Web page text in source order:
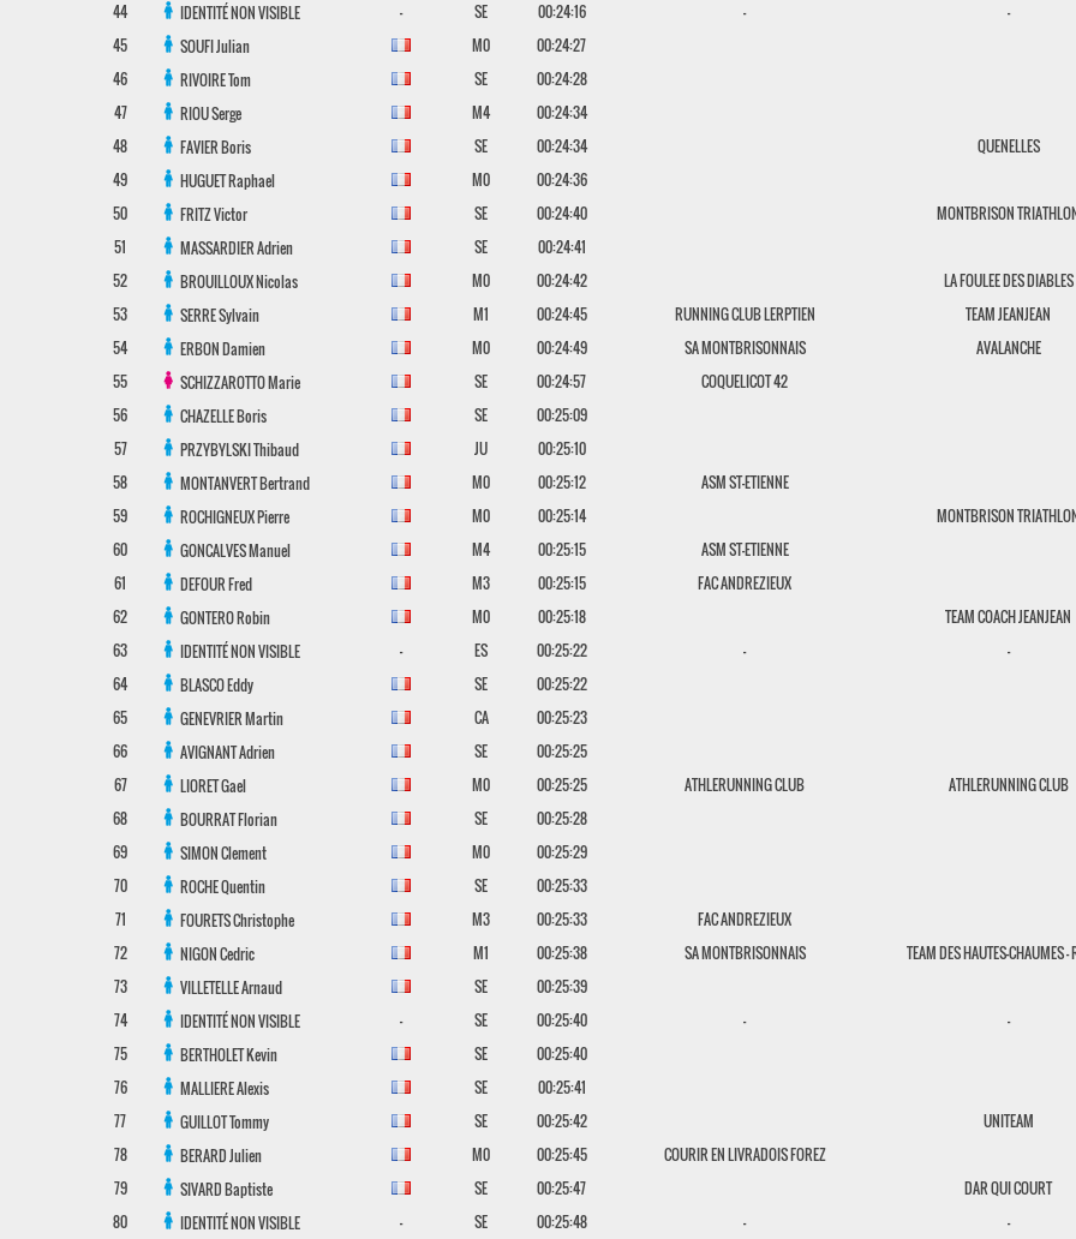
44
IDENTITÉ NON VISIBLE - SE 00:24:16 -
-
45
SOUFIJulian M0
00:24:27
46
RIVOIRETom SE
00:24:28
47
RIOUSerge M4
00:24:34
48
FAVIERBoris SE 00:24:34
QUENELLES
49
HUGUETRaphael M0
00:24:36
50
FRITZVictor SE 00:24:40
MONTBRISON
51
MASSARDIERAdrien SE
00:24:41
52
BROUILLOUXNicolas M0 00:24:42
LA FOULEE DES DIABLES
53
SERRESylvain M1 00:24:45 RUNNING CLUB LERPTIEN
TEAM JEANJEAN
54
ERBONDamien M0 00:24:49 SA MONTBRISONNAIS
AVALANCHE
55
SCHIZZAROTTOMarie SE 00:24:57
COQUELICOT 42
56
CHAZELLEBoris SE
00:25:09
57
PRZYBYLSKIThibaud JU
00:25:10
58
MONTANVERTBertrand M0 00:25:12
ASM ST-ETIENNE
59
ROCHIGNEUXPierre M0 00:25:14
MONTBRISON
60
GONCALVESManuel M4 00:25:15
ASM ST-ETIENNE
61
DEFOURFred M3 00:25:15
FAC ANDREZIEUX
62
GONTERORobin M0 00:25:18
TEAM COACH JEANJEAN
63
IDENTITÉ NON VISIBLE - ES 00:25:22 -
-
64
BLASCOEddy SE
00:25:22
65
GENEVRIERMartin CA
00:25:23
66
AVIGNANTAdrien SE
00:25:25
67
LIORETGael M0 00:25:25 ATHLERUNNING CLUB
ATHLERUNNING CLUB
68
BOURRATFlorian SE
00:25:28
69
SIMONClement M0
00:25:29
70
ROCHEQuentin SE
00:25:33
71
FOURETSChristophe M3 00:25:33
FAC ANDREZIEUX
72
NIGONCedric M1 00:25:38 SA MONTBRISONNAIS
TEAM DES HAUTES-CHAUMES -
73
VILLETELLEArnaud SE
00:25:39
74
IDENTITÉ NON VISIBLE - SE 00:25:40 -
-
75
BERTHOLETKevin SE
00:25:40
76
MALLIEREAlexis SE
00:25:41
77
GUILLOTTommy SE 00:25:42
UNITEAM
78
BERARDJulien M0 00:25:45
COURIR EN LIVRADOIS FOREZ
79
SIVARDBaptiste SE 00:25:47
DAR QUI COURT
80
IDENTITÉ NON VISIBLE - SE 00:25:48 -
-